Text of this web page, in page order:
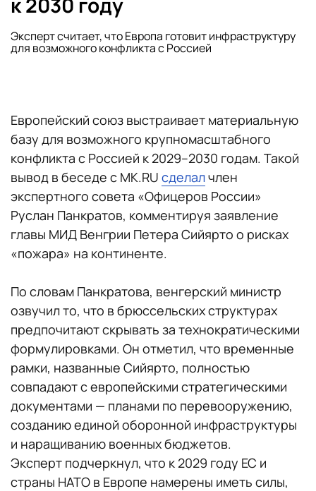
Эксперт считает, что Европа готовит инфраструктуру
для возможного конфликта с Россией
Европейский союз выстраивает материальную
базу для возможного крупномасштабного
конфликта с Россией к 2029–2030 годам. Такой
вывод в беседе с MK.RU сделалчлен
экспертного совета «Офицеров России»
Руслан Панкратов, комментируя заявление
главы МИД Венгрии Петера Сийярто о рисках
«пожара» на континенте.
По словам Панкратова, венгерский министр
озвучил то, что в брюссельских структурах
предпочитают скрывать за технократическими
формулировками. Он отметил, что временные
рамки, названные Сийярто, полностью
совпадают с европейскими стратегическими
документами — планами по перевооружению,
созданию единой оборонной инфраструктуры
и наращиванию военных бюджетов.
Эксперт подчеркнул, что к 2029 году ЕС и
страны НАТО в Европе намерены иметь силы,